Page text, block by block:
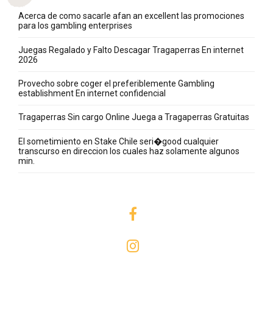
Acerca de como sacarle afan an excellent las promociones
para los gambling enterprises
Juegas Regalado y Falto Descagar Tragaperras En internet
2026
Provecho sobre coger el preferiblemente Gambling
establishment En internet confidencial
Tragaperras Sin cargo Online Juega a Tragaperras Gratuitas
El sometimiento en Stake Chile seri�good cualquier
transcurso en direccion los cuales haz solamente algunos
min.